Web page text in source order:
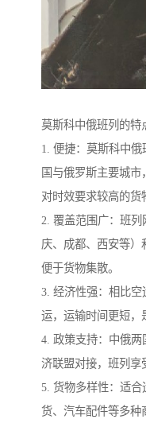
莫斯科中俄班列的特
1. 便捷：莫斯科中
国与俄罗斯主要城
对时效要求较高的货
2. 覆盖范围广：班
庆、成都、西安等）
便于货物集散。
3. 经济性强：相比
运，运输时间更短，
4. 政策支持：中俄两
济联盟对接，班列享
5. 货物多样性：适合
货、汽车配件等多种